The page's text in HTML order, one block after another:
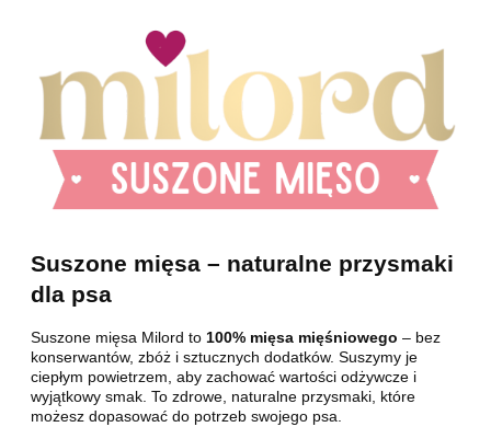
Suszone mięsa – naturalne przysmaki
dla psa
Suszone mięsa Milord to 100% mięsa mięśniowego – bez
konserwantów, zbóż i sztucznych dodatków. Suszymy je
ciepłym powietrzem, aby zachować wartości odżywcze i
wyjątkowy smak. To zdrowe, naturalne przysmaki, które
możesz dopasować do potrzeb swojego psa.